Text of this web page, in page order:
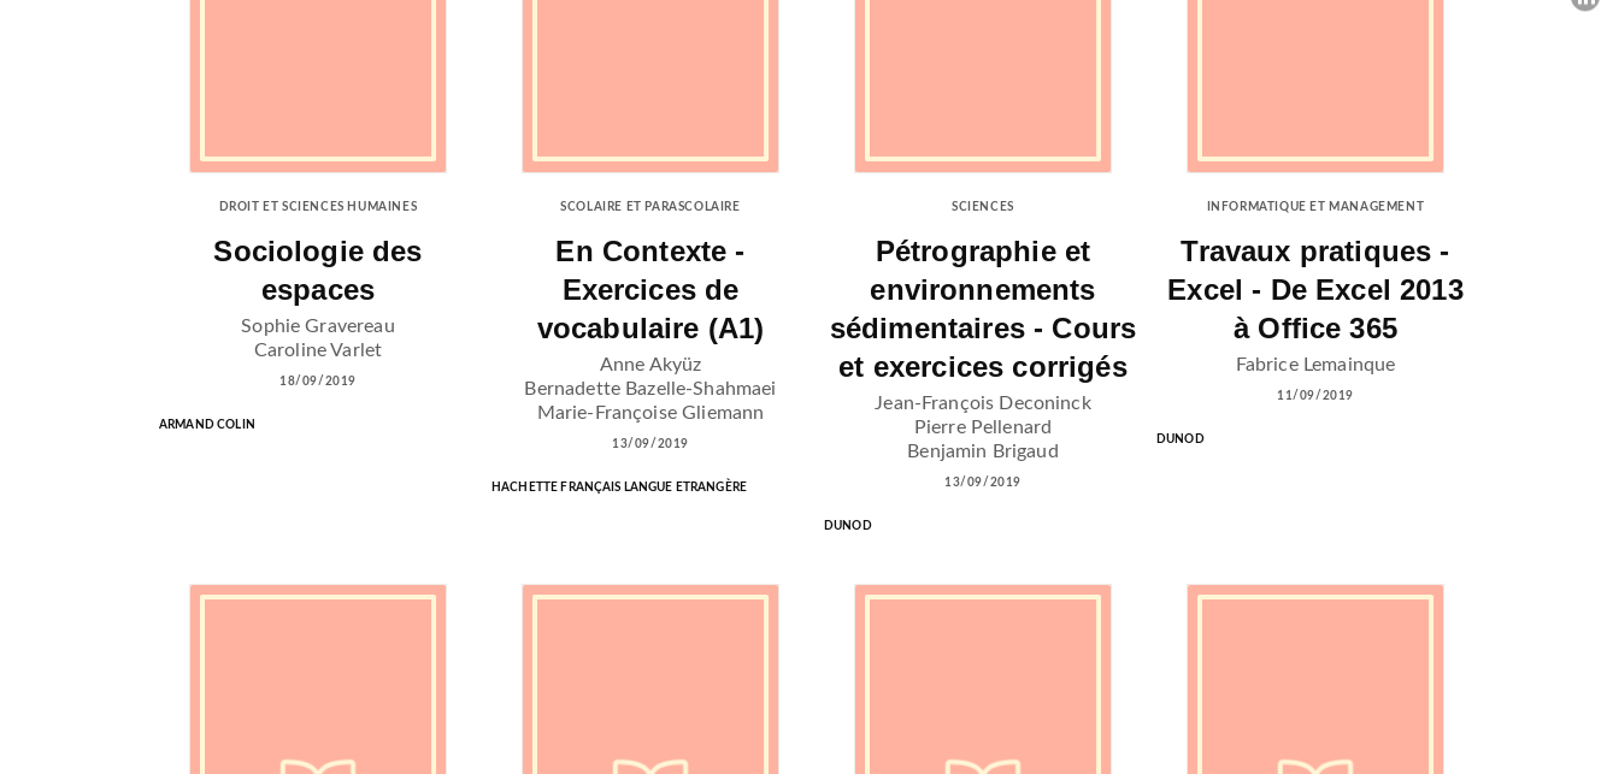
DROIT ET SCIENCES HUMAINES
Sociologie des
espaces
Sophie Gravereau
Caroline Varlet
18/09/2019
ARMAND COLIN
SCOLAIRE ET PARASCOLAIRE
En Contexte -
Exercices de
vocabulaire (A1)
Anne Akyüz
Bernadette Bazelle-Shahmaei
Marie-Françoise Gliemann
13/09/2019
HACHETTE FRANÇAIS LANGUE ETRANGÈRE
SCIENCES
Pétrographie et
environnements
sédimentaires - Cours
et exercices corrigés
Jean-François Deconinck
Pierre Pellenard
Benjamin Brigaud
13/09/2019
DUNOD
INFORMATIQUE ET MANAGEMENT
Travaux pratiques -
Excel - De Excel 2013
à Office 365
Fabrice Lemainque
11/09/2019
DUNOD